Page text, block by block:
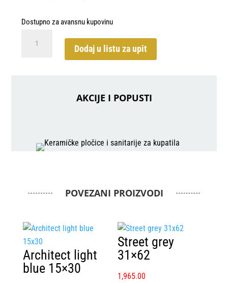
Dostupno za avansnu kupovinu
Deep
Dodaj u listu za upit
AKCIJE I POPUSTI
POVEZANI PROIZVODI
Architect light
blue 15×30
Street grey
31×62
1,965.00